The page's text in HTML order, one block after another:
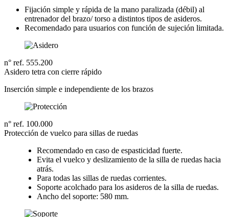
Fijación simple y rápida de la mano paralizada (débil) al
entrenador del brazo/ torso a distintos tipos de asideros.
Recomendado para usuarios con función de sujeción limitada.
n° ref. 555.200
Asidero tetra con cierre rápido
Inserción simple e independiente de los brazos
n° ref. 100.000
Protección de vuelco para sillas de ruedas
Recomendado en caso de espasticidad fuerte.
Evita el vuelco y deslizamiento de la silla de ruedas hacia
atrás.
Para todas las sillas de ruedas corrientes.
Soporte acolchado para los asideros de la silla de ruedas.
Ancho del soporte: 580 mm.